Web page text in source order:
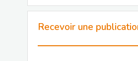
Recevoir une